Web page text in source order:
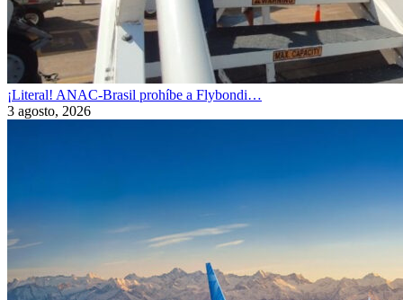
¡Literal! ANAC-Brasil prohíbe a Flybondi…
3 agosto, 2026